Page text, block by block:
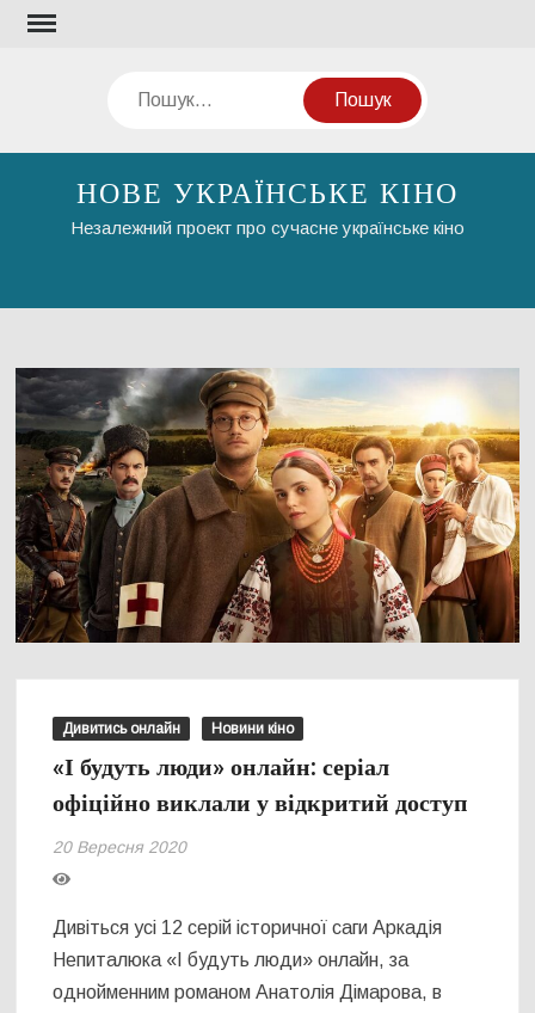
Перейти
Пошук
НОВЕ УКРАЇНСЬКЕ КІНО
Незалежний проект про сучасне українське кіно
Дивитись онлайн Новини кіно
«І будуть люди» онлайн: серіал
офіційно виклали у відкритий доступ
20 Вересня 2020
Дивіться усі 12 серій історичної саги Аркадія
Непиталюка «І будуть люди» онлайн, за
однойменним романом Анатолія Дімарова, в